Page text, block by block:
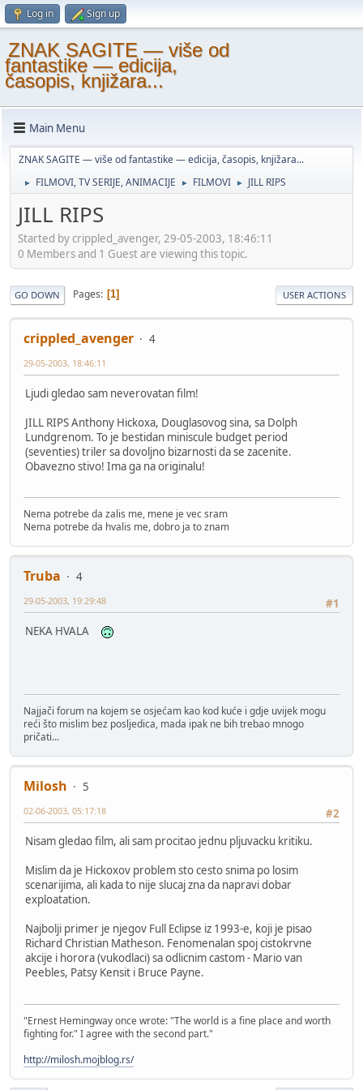
Log in Sign up
ZNAK SAGITE — više od
fantastike — edicija,
časopis, knjižara...
Main Menu
ZNAK SAGITE — više od fantastike — edicija, časopis, knjižara...
► FILMOVI, TV SERIJE, ANIMACIJE ► FILMOVI ► JILL RIPS
JILL RIPS
Started by crippled_avenger, 29-05-2003, 18:46:11
0 Members and 1 Guest are viewing this topic.
GO DOWN Pages 1 USER ACTIONS
crippled_avenger 4
29-05-2003, 18:46:11
Ljudi gledao sam neverovatan film!
JILL RIPS Anthony Hickoxa, Douglasovog sina, sa Dolph
Lundgrenom. To je bestidan miniscule budget period
(seventies) triler sa dovoljno bizarnosti da se zacenite.
Obavezno stivo! Ima ga na originalu!
Nema potrebe da zalis me, mene je vec sram
Nema potrebe da hvalis me, dobro ja to znam
Truba
4
#1
29-05-2003, 19:29:48
NEKA HVALA
Najjači forum na kojem se osjećam kao kod kuće i gdje uvijek mogu
reći što mislim bez posljedica, mada ipak ne bih trebao mnogo
pričati...
Milosh
5
#2
02-06-2003, 05:17:18
Nisam gledao film, ali sam procitao jednu pljuvacku kritiku.
Mislim da je Hickoxov problem sto cesto snima po losim
scenarijima, ali kada to nije slucaj zna da napravi dobar
exploatation.
Najbolji primer je njegov Full Eclipse iz 1993-e, koji je pisao
Richard Christian Matheson. Fenomenalan spoj cistokrvne
akcije i horora (vukodlaci) sa odlicnim castom - Mario van
Peebles, Patsy Kensit i Bruce Payne.
"Ernest Hemingway once wrote: "The world is a fine place and worth
fighting for." I agree with the second part."
http://milosh.mojblog.rs/